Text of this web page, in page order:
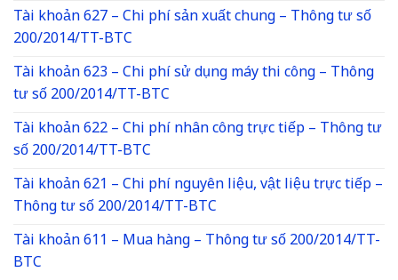
Tài khoản 627 – Chi phí sản xuất chung – Thông tư số
200/2014/TT-BTC
Tài khoản 623 – Chi phí sử dụng máy thi công – Thông
tư số 200/2014/TT-BTC
Tài khoản 622 – Chi phí nhân công trực tiếp – Thông tư
số 200/2014/TT-BTC
Tài khoản 621 – Chi phí nguyên liệu, vật liệu trực tiếp –
Thông tư số 200/2014/TT-BTC
Tài khoản 611 – Mua hàng – Thông tư số 200/2014/TT-
BTC